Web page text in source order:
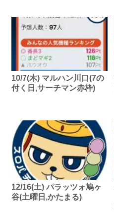
10/7(木) マルハン川口(7の
付く日,サーチマン赤枠)
12/16(土) パラッツォ鳩ヶ
谷(土曜日,かたまる)